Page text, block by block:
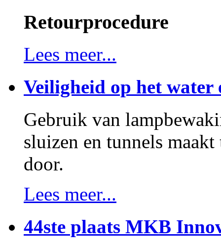
Retourprocedure
Lees meer...
Veiligheid op het water
Gebruik van
sluizen en tunnels
door.
Lees meer...
44ste plaats MKB